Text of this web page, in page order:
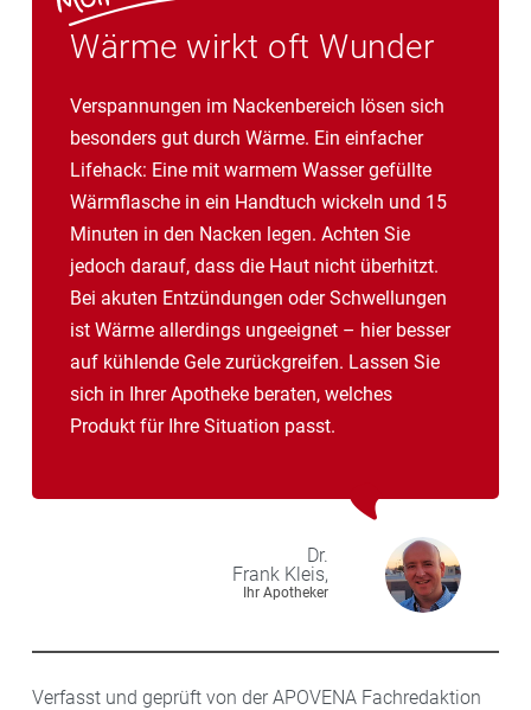
Wärme wirkt oft Wunder
Verspannungen im Nackenbereich lösen sich
besonders gut durch Wärme. Ein einfacher
Lifehack: Eine mit warmem Wasser gefüllte
Wärmflasche in ein Handtuch wickeln und 15
Minuten in den Nacken legen. Achten Sie
jedoch darauf, dass die Haut nicht überhitzt.
Bei akuten Entzündungen oder Schwellungen
ist Wärme allerdings ungeeignet – hier besser
auf kühlende Gele zurückgreifen. Lassen Sie
sich in Ihrer Apotheke beraten, welches
Produkt für Ihre Situation passt.
Dr.
Frank Kleis,
Ihr Apotheker
Verfasst und geprüft von der APOVENA Fachredaktion